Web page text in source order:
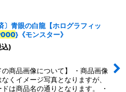
〕青眼の白龍【ホログラフィッ
}《モンスター》
込)
の商品画像について】 ・商品画像
くイメージ写真となりますが、
は商品名の通りとなります。 ・